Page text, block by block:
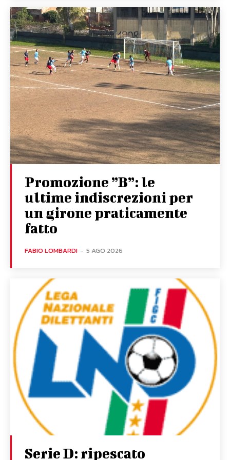
Promozione ”B”: le
ultime indiscrezioni per
un girone praticamente
fatto
FABIO LOMBARDI - 5 AGO 2026
Serie D: ripescato